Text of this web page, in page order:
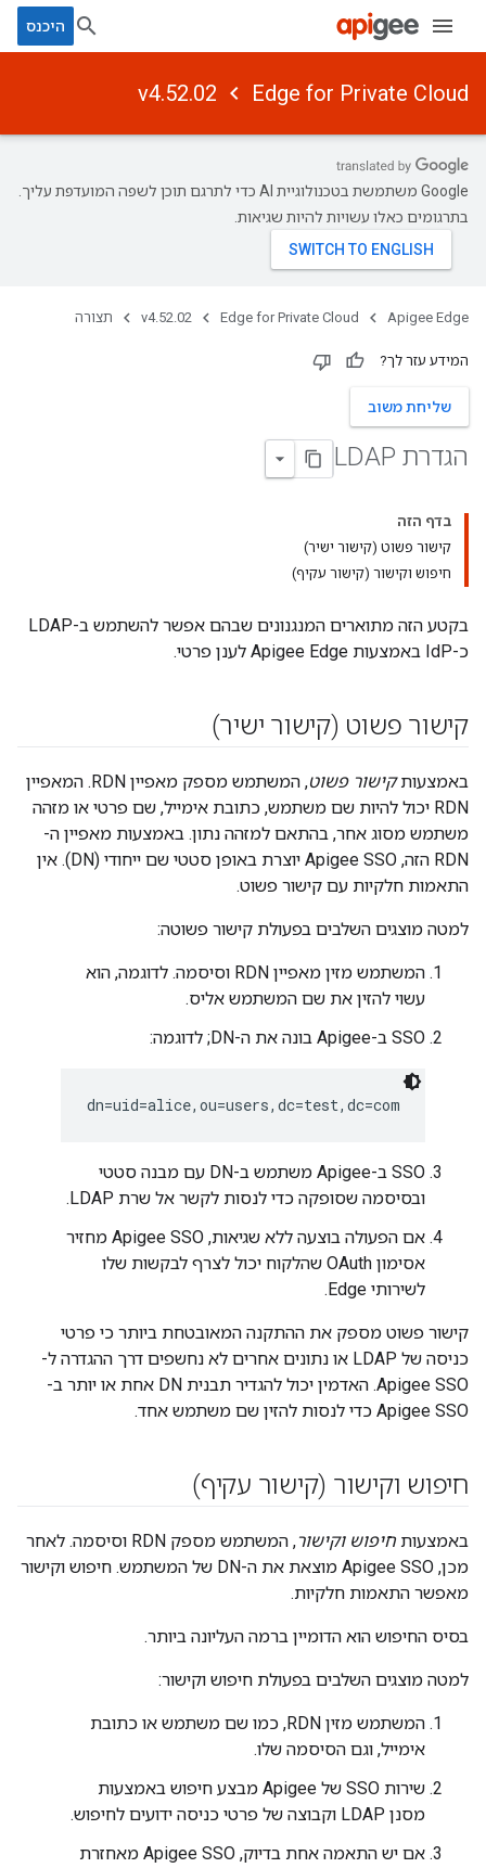
היכנס
Edge for Private Cloud
v4.52.02
‫Google משתמשת בטכנולוגיית AI כדי לתרגם תוכן לשפה המועדפת עליך.
בתרגומים כאלו עשויות להיות שגיאות.
Apigee Edge
Edge for Private Cloud
v4.52.02 תצורה
המידע עזר לך?
שליחת משוב
הגדרת LDAP
בדף הזה
קישור פשוט (קישור ישיר)
חיפוש וקישור (קישור עקיף)
בקטע הזה מתוארים המנגנונים שבהם אפשר להשתמש ב-LDAP
כ-IdP באמצעות Apigee Edge לענן פרטי.
קישור פשוט (קישור ישיר)
באמצעותקישור פשוט
, המשתמש מספק מאפיין RDN. המאפיין
RDN יכול להיות שם משתמש, כתובת אימייל, שם פרטי או מזהה
משתמש מסוג אחר, בהתאם למזהה נתון. באמצעות מאפיין ה-
RDN הזה, Apigee SSO יוצרת באופן סטטי שם ייחודי (DN). אין
התאמות חלקיות עם קישור פשוט.
למטה מוצגים השלבים בפעולת קישור פשוטה:
המשתמש מזין מאפיין RDN וסיסמה. לדוגמה, הוא
עשוי להזין את שם המשתמש אליס.
SSO ב-Apigee בונה את ה-DN; לדוגמה:
dn=uid=alice,ou=users,dc=test,dc=com
SSO ב-Apigee משתמש ב-DN עם מבנה סטטי
ובסיסמה שסופקה כדי לנסות לקשר אל שרת LDAP.
אם הפעולה בוצעה ללא שגיאות, Apigee SSO מחזיר
אסימון OAuth שהלקוח יכול לצרף לבקשות שלו
לשירותי Edge.
קישור פשוט מספק את ההתקנה המאובטחת ביותר כי פרטי
כניסה של LDAP או נתונים אחרים לא נחשפים דרך ההגדרה ל-
Apigee SSO. האדמין יכול להגדיר תבנית DN אחת או יותר ב-
Apigee SSO כדי לנסות להזין שם משתמש אחד.
חיפוש וקישור (קישור עקיף)
באמצעותחיפוש וקישור
, המשתמש מספק RDN וסיסמה. לאחר
מכן, Apigee SSO מוצאת את ה-DN של המשתמש. חיפוש וקישור
מאפשר התאמות חלקיות.
בסיס החיפוש הוא הדומיין ברמה העליונה ביותר.
למטה מוצגים השלבים בפעולת חיפוש וקישור:
המשתמש מזין RDN, כמו שם משתמש או כתובת
אימייל, וגם הסיסמה שלו.
שירות SSO של Apigee מבצע חיפוש באמצעות
מסנן LDAP וקבוצה של פרטי כניסה ידועים לחיפוש.
אם יש התאמה אחת בדיוק, Apigee SSO מאחזרת